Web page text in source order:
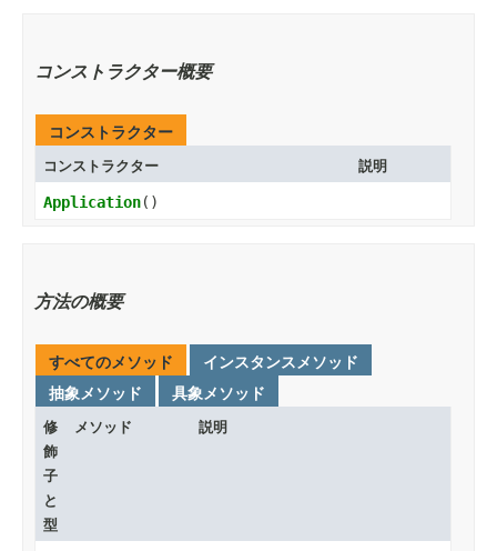
コンストラクター概要
コンストラクター
コンストラクター 説明
Application()
方法の概要
すべてのメソッド
インスタンスメソッド
抽象メソッド
具象メソッド
修
飾
子
と
型
メソッド 説明